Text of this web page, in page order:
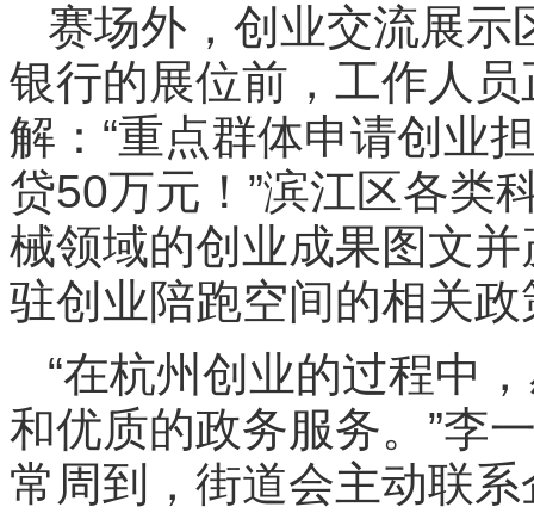
赛场外，创业交流展示
银行的展位前，工作人
解：“重点群体申请创业
贷50万元！”滨江区各类
械领域的创业成果图文
驻创业陪跑空间的相关政
“在杭州创业的过程中
和优质的政务服务。”李
常周到，街道会主动联